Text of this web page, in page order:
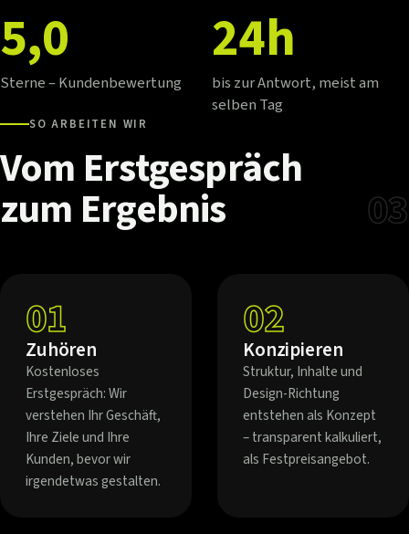
5,0
Sterne – Kundenbewertung
24h
bis zur Antwort, meist am
selben Tag
SO ARBEITEN WIR
Vom Erstgespräch
zum Ergebnis
03
01
Zuhören
Kostenloses
Erstgespräch: Wir
verstehen Ihr Geschäft,
Ihre Ziele und Ihre
Kunden, bevor wir
irgendetwas gestalten.
02
Konzipieren
Struktur, Inhalte und
Design-Richtung
entstehen als Konzept
– transparent kalkuliert,
als Festpreisangebot.